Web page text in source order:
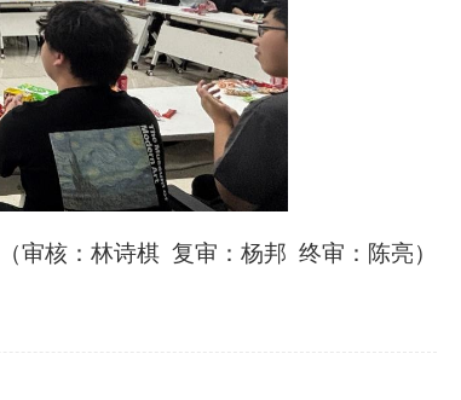
（审核：林诗棋 复审： 杨邦 终审：陈亮）